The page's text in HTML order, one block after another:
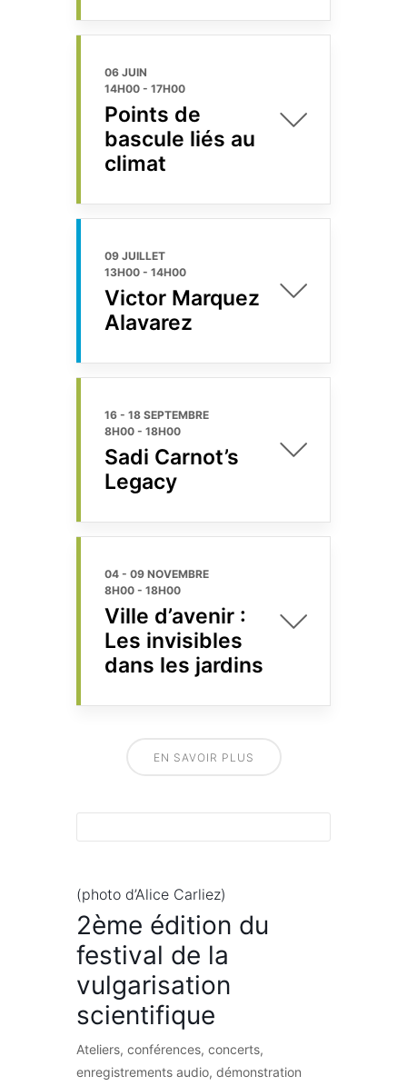
06 JUIN
14H00 - 17H00
Points de
bascule liés au
climat
09 JUILLET
13H00 - 14H00
Victor Marquez
Alavarez
16 - 18 SEPTEMBRE
8H00 - 18H00
Sadi Carnot’s
Legacy
04 - 09 NOVEMBRE
8H00 - 18H00
Ville d’avenir :
Les invisibles
dans les jardins
EN SAVOIR PLUS
(photo d’Alice Carliez)
2ème édition du
festival de la
vulgarisation
scientifique
Ateliers, conférences, concerts,
enregistrements audio, démonstration